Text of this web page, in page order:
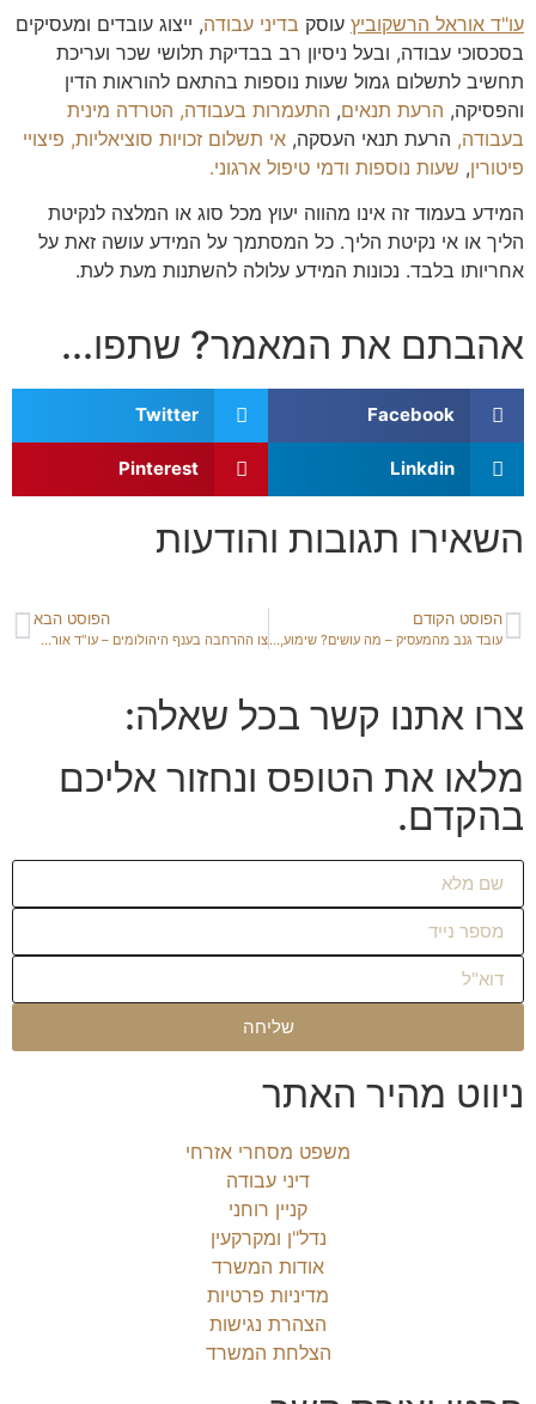
עו"ד אוראל הרשקוביץ עוסק בדיני עבודה, ייצוג עובדים ומעסיקים
בסכסוכי עבודה, ובעל ניסיון רב בבדיקת תלושי שכר ועריכת
תחשיב לתשלום גמול שעות נוספות בהתאם להוראות הדין
והפסיקה, הרעת תנאים, התעמרות בעבודה, הטרדה מינית
בעבודה, הרעת תנאי העסקה, אי תשלום זכויות סוציאליות, פיצויי
פיטורין, שעות נוספות ודמי טיפול ארגוני.
המידע בעמוד זה אינו מהווה יעוץ מכל סוג או המלצה לנקיטת
הליך או אי נקיטת הליך. כל המסתמך על המידע עושה זאת על
אחריותו בלבד. נכונות המידע עלולה להשתנות מעת לעת.
אהבתם את המאמר? שתפו...
Facebook
Twitter
Linkdin
Pinterest
השאירו תגובות והודעות
הפוסט הקודם
עובד גנב מהמעסיק – מה עושים? שימוע, פיטורים ופיצויי פיטורין
הפוסט הבא
צו ההרחבה בענף היהולומים – עו"ד אוראל הרשקוביץ
צרו אתנו קשר בכל שאלה:
מלאו את הטופס ונחזור אליכם
בהקדם.
שליחה
ניווט מהיר האתר
משפט מסחרי אזרחי
דיני עבודה
קניין רוחני
נדל"ן ומקרקעין
אודות המשרד
מדיניות פרטיות
הצהרת נגישות
הצלחת המשרד